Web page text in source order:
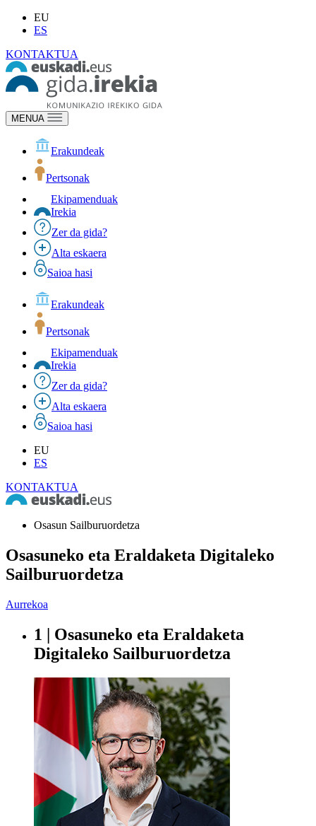
EU
ES
KONTAKTUA
MENUA
Erakundeak
Pertsonak
Ekipamenduak
Irekia
Zer da gida?
Alta eskaera
Saioa hasi
Erakundeak
Pertsonak
Ekipamenduak
Irekia
Zer da gida?
Alta eskaera
Saioa hasi
EU
ES
KONTAKTUA
Osasun Sailburuordetza
Osasuneko eta Eraldaketa Digitaleko
Sailburuordetza
Aurrekoa
1 | Osasuneko eta Eraldaketa
Digitaleko Sailburuordetza